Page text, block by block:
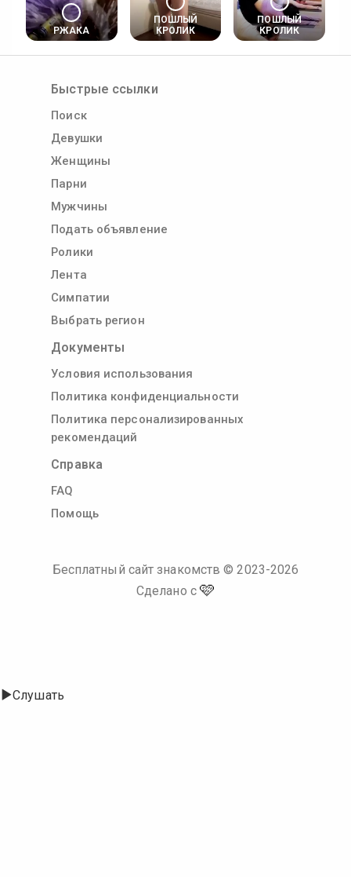
РЖАКА
ПОШЛЫЙ
КРОЛИК
ПОШЛЫЙ
КРОЛИК
Быстрые ссылки
Поиск
Девушки
Женщины
Парни
Мужчины
Подать объявление
Ролики
Лента
Симпатии
Выбрать регион
Документы
Условия использования
Политика конфиденциальности
Политика персонализированных
рекомендаций
Справка
FAQ
Помощь
Бесплатный сайт знакомств © 2023-2026
Сделано с 🩷
Слушать